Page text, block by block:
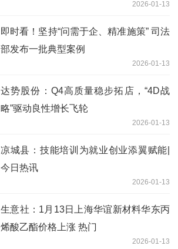
2026-01-13
即时看！坚持“问需于企、精准施策” 司法
部发布一批典型案例
2026-01-13
达势股份：Q4高质量稳步拓店，“4D战
略”驱动良性增长飞轮
2026-01-13
凉城县：技能培训为就业创业添翼赋能|
今日热讯
2026-01-13
生意社：1月13日上海华谊新材料华东丙
烯酸乙酯价格上涨 热门
2026-01-13